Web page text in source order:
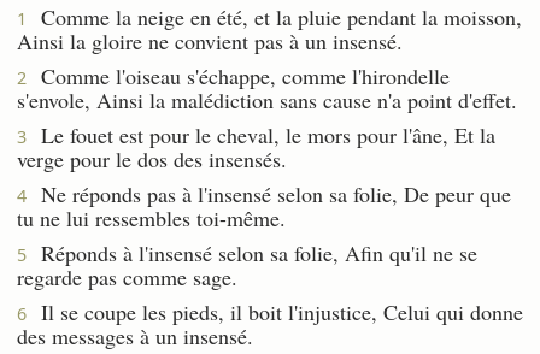
1
Comme la neige en été, et la pluie pendant la moisson,
Ainsi la gloire ne convient pas à un insensé.
2
Comme l'oiseau s'échappe, comme l'hirondelle
s'envole, Ainsi la malédiction sans cause n'a point d'effet.
3
Le fouet est pour le cheval, le mors pour l'âne, Et la
verge pour le dos des insensés.
4
Ne réponds pas à l'insensé selon sa folie, De peur que
tu ne lui ressembles toi-même.
5
Réponds à l'insensé selon sa folie, Afin qu'il ne se
regarde pas comme sage.
6
Il se coupe les pieds, il boit l'injustice, Celui qui donne
des messages à un insensé.